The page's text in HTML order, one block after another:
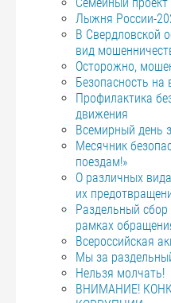
Лыжня России-
В Свердловской
вид
Осторожно,
Безопасность на
Профилактика
движения
Всемирный день
Месячник
поездам!»
О различных
их
Раздельный сбор
рамках
Всероссийская
Мы за
Нельзя молчать!
ВНИМАНИЕ!